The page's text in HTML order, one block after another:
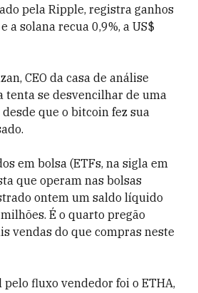
pela Ripple, registra ganhos
a solana recua 0,9%, a US$
CEO da casa de análise
tenta se desvencilhar de uma
que o bitcoin fez sua
em bolsa (ETFs, na sigla em
que operam nas bolsas
ontem um saldo líquido
É o quarto pregão
vendas do que compras neste
fluxo vendedor foi o ETHA,